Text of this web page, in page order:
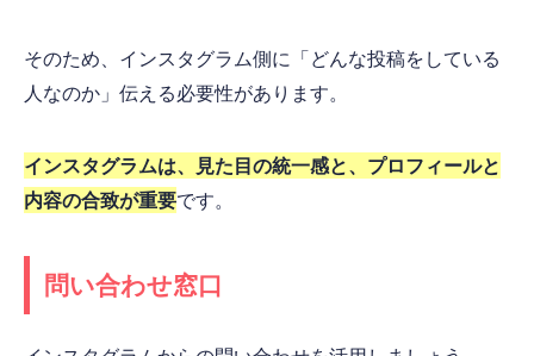
そのため、インスタグラム側に「どんな投稿をしている
人なのか」伝える必要性があります。
インスタグラムは、見た目の統一感と、プロフィールと
内容の合致が重要です。
問い合わせ窓口